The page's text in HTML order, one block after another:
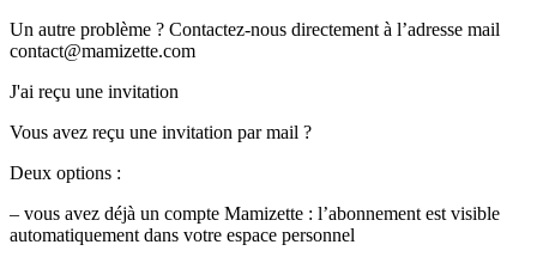
Un autre problème ? Contactez-nous directement à l’adresse mail
contact@mamizette.com
J'ai reçu une invitation
Vous avez reçu une invitation par mail ?
Deux options :
– vous avez déjà un compte Mamizette : l’abonnement est visible
automatiquement dans votre espace personnel